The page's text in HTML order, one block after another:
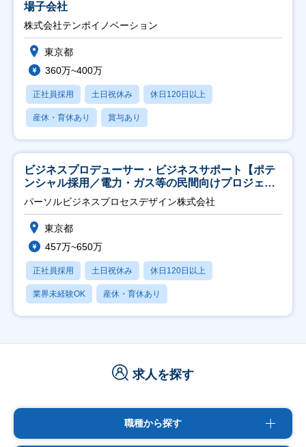
場子会社
株式会社テンポイノベーション
東京都
360万~400万
正社員採用 土日祝休み 休日120日以上
産休・育休あり 賞与あり
ビジネスプロデューサー・ビジネスサポート【ポテ
ンシャル採用／電力・ガス等の民間向けプロジェク
ト推進】
パーソルビジネスプロセスデザイン株式会社
東京都
457万~650万
正社員採用 土日祝休み 休日120日以上
業界未経験OK 産休・育休あり
求人を探す
職種から探す